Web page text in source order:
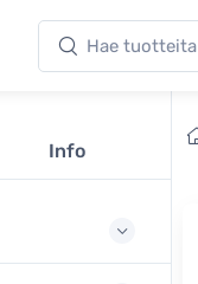
Hae tuotteita
Info